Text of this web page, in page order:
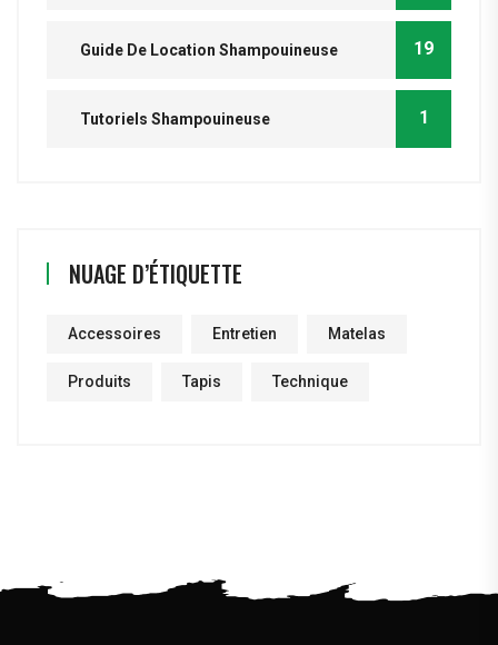
Guide De Location Shampouineuse 19
Tutoriels Shampouineuse 1
NUAGE D’ÉTIQUETTE
Accessoires Entretien Matelas
Produits Tapis Technique